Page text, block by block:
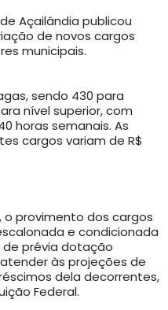
Açailândia publicou
de novos cargos
municipais.
sendo 430 para
nível superior, com
horas semanais. As
cargos variam de R$
provimento dos cargos
e condicionada
prévia dotação
às projeções de
dela decorrentes,
Federal.